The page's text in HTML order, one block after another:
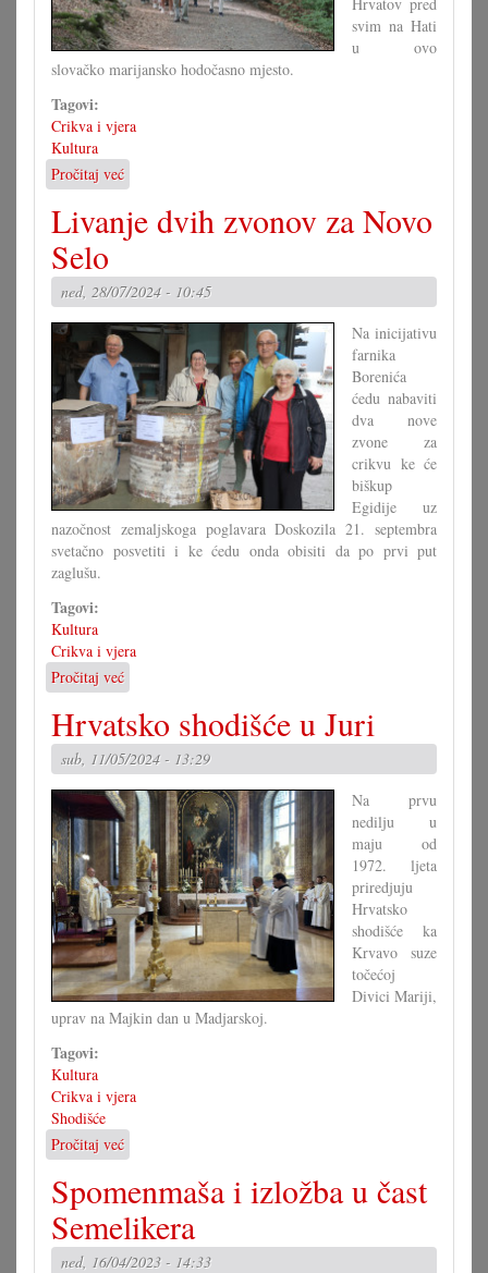
svim na Hati
u ovo
slovačko marijansko hodočasno mjesto.
Tagovi:
Crikva i vjera
Kultura
Pročitaj već
25
ljet
shodišće
Marianku
Livanje dvih zvonov za Novo
Selo
ned, 28/07/2024 - 10:45
Na inicijativu
farnika
Borenića
ćedu nabaviti
dva nove
zvone za
crikvu ke će
biškup
Egidije uz
nazočnost zemaljskoga poglavara Doskozila 21. septembra
svetačno posvetiti i ke ćedu onda obisiti da po prvi put
zaglušu.
Tagovi:
Kultura
Crikva i vjera
Pročitaj već
Livanje
dvih
zvonov
za
Novo
Selo
Hrvatsko shodišće u Juri
sub, 11/05/2024 - 13:29
Na prvu
nedilju u
maju od
1972. ljeta
priredjuju
Hrvatsko
shodišće ka
Krvavo suze
točećoj
Divici Mariji,
uprav na Majkin dan u Madjarskoj.
Tagovi:
Kultura
Crikva i vjera
Shodišće
Pročitaj već
Hrvatsko
shodišće
u
Juri
Spomenmaša i izložba u čast
Semelikera
ned, 16/04/2023 - 14:33